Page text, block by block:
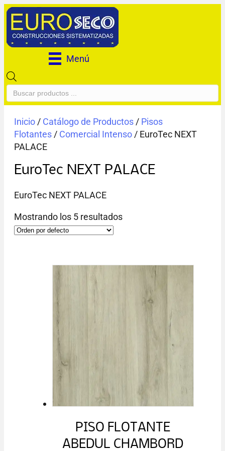
Menú
de
productos
Inicio / Catálogo de Productos / Pisos
Flotantes / Comercial Intenso / EuroTec NEXT
PALACE
EuroTec NEXT PALACE
EuroTec NEXT PALACE
Mostrando los 5 resultados
PISO FLOTANTE
ABEDUL CHAMBORD